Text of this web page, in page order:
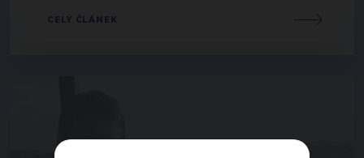
CELÝ ČLÁNEK